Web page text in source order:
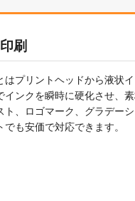
刷
はプリントヘッドから液状
インクを瞬時に硬化させ、
ト、ロゴマーク、グラデー
も安価で対応できます。